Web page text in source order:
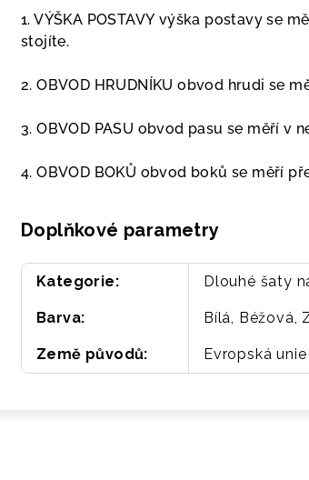
1. VÝŠKA POSTAVY výška postavy se
stojíte.
2. OBVOD HRUDNÍKU obvod hrudi se
3. OBVOD PASU obvod pasu se měří v
4. OBVOD BOKŮ obvod boků se měří
Doplňkové parametry
Kategorie: Dlouhé šaty
Barva: Bílá, Béžová,
Země původů: Evropská unie